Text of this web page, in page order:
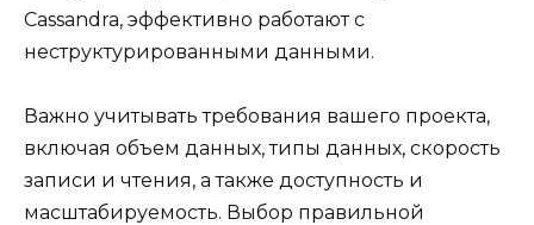
Cassandra, эффективно работают с
неструктурированными данными.
Важно учитывать требования вашего проекта,
включая объем данных, типы данных, скорость
записи и чтения, а также доступность и
масштабируемость. Выбор правильной